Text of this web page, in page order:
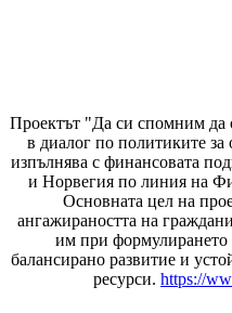
Проектът "Да си спомним да
в диалог по политиките за
изпълнява с финансовата
и Норвегия по линия на
Основната цел на
ангажираността на
им при формулирането
балансирано развитие и
ресурси. https://